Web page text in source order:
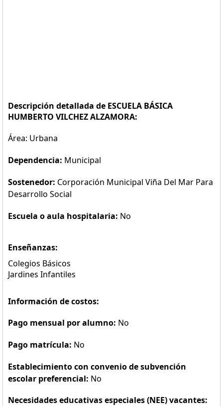
Descripción detallada de ESCUELA BÁSICA
HUMBERTO VILCHEZ ALZAMORA:
Área: Urbana
Dependencia: Municipal
Sostenedor: Corporación Municipal Viña Del Mar Para
Desarrollo Social
Escuela o aula hospitalaria: No
Enseñanzas:
Colegios Básicos
Jardines Infantiles
Información de costos:
Pago mensual por alumno: No
Pago matrícula: No
Establecimiento con convenio de subvención
escolar preferencial: No
Necesidades educativas especiales (NEE) vacantes: